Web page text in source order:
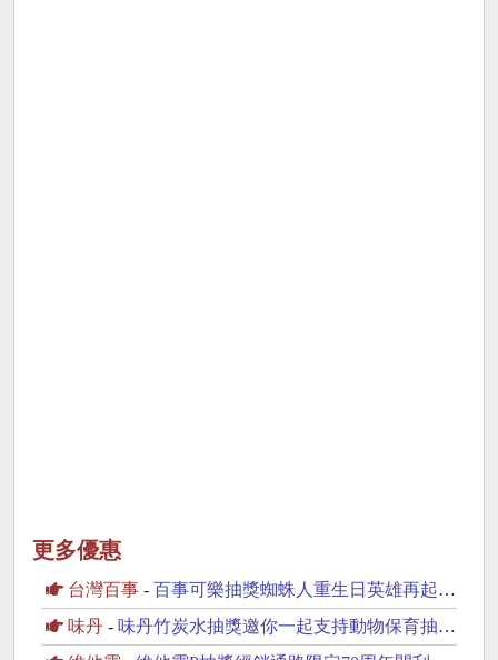
更多優惠
台灣百事 - 百事可樂抽獎蜘蛛人重生日英雄再起抽美國來回機票
味丹 - 味丹竹炭水抽獎邀你一起支持動物保育抽2萬元旅遊金